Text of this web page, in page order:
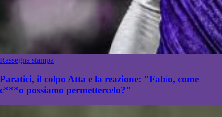
Rassegna stampa
Paratici, il colpo Atta e la reazione: "Fabio, come
c***o possiamo permettercelo?"